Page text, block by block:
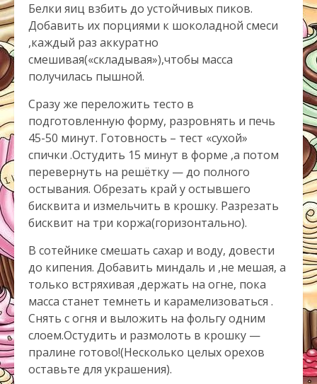
Белки яиц взбить до устойчивых пиков.
Добавить их порциями к шоколадной смеси
,каждый раз аккуратно
смешивая(«складывая»),чтобы масса
получилась пышной.
Сразу же переложить тесто в
подготовленную форму, разровнять и печь
45-50 минут. Готовность – тест «сухой»
спички .Остудить 15 минут в форме ,а потом
перевернуть на решётку — до полного
остывания. Обрезать край у остывшего
бисквита и измельчить в крошку. Разрезать
бисквит на три коржа(горизонтально).
В сотейнике смешать сахар и воду, довести
до кипения. Добавить миндаль и ,не мешая, а
только встряхивая ,держать на огне, пока
масса станет темнеть и карамелизоваться .
Снять с огня и выложить на фольгу одним
слоем.Остудить и размолоть в крошку —
пралине готово!(Несколько целых орехов
оставьте для украшения).